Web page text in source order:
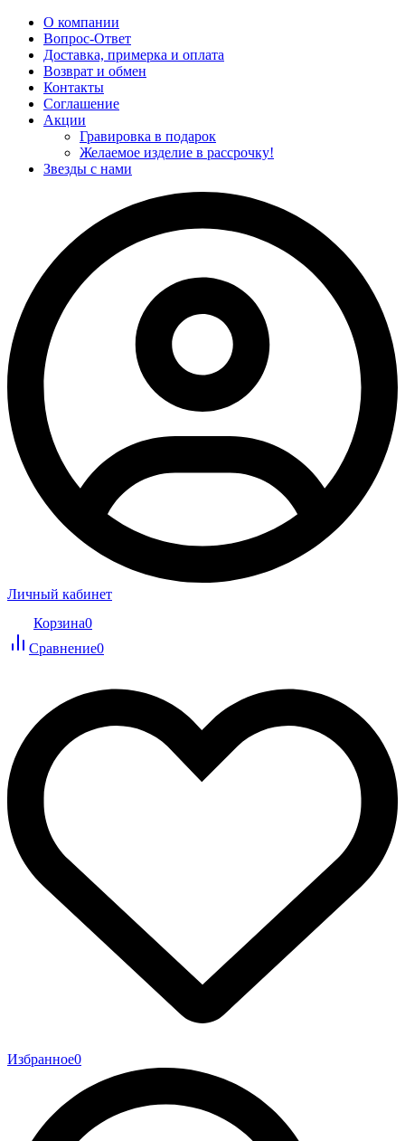
О компании
Вопрос-Ответ
Доставка, примерка и оплата
Возврат и обмен
Контакты
Соглашение
Акции
Гравировка в подарок
Желаемое изделие в рассрочку!
Звезды с нами
Личный кабинет
Корзина0
Сравнение0
Избранное0